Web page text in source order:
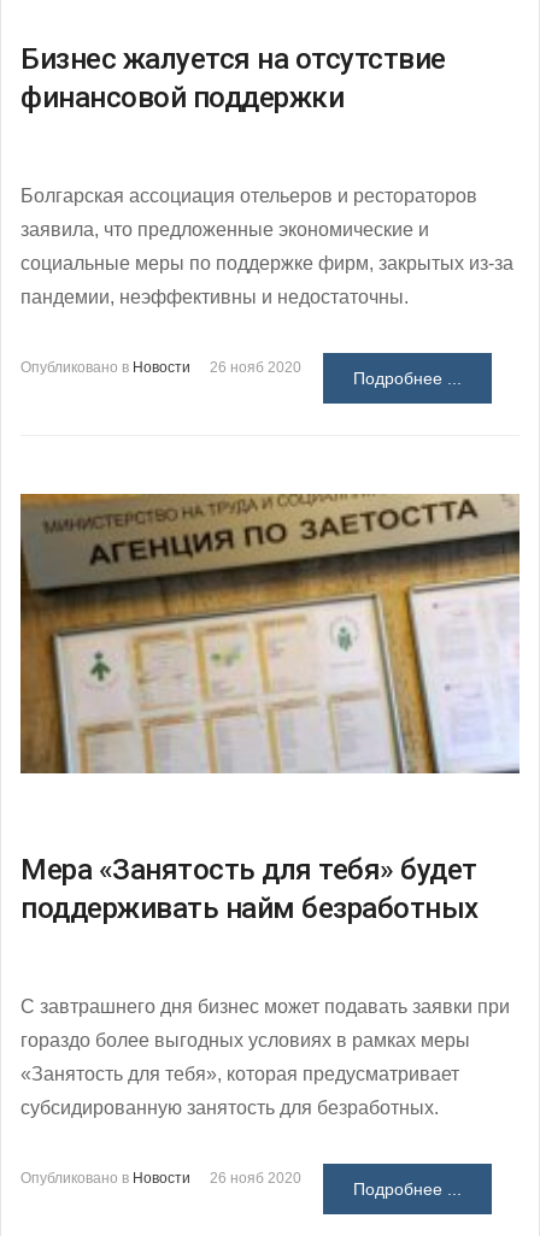
Бизнес жалуется на отсутствие
финансовой поддержки
Болгарская ассоциация отельеров и рестораторов
заявила, что предложенные экономические и
социальные меры по поддержке фирм, закрытых из-за
пандемии, неэффективны и недостаточны.
Опубликовано в Новости 26 нояб 2020
Подробнее ...
Мера «Занятость для тебя» будет
поддерживать найм безработных
С завтрашнего дня бизнес может подавать заявки при
гораздо более выгодных условиях в рамках меры
«Занятость для тебя», которая предусматривает
субсидированную занятость для безработных.
Опубликовано в Новости 26 нояб 2020
Подробнее ...